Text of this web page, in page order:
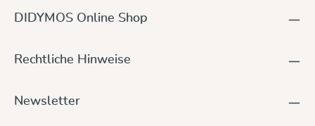
werden. So bildet sie für die Kleinsten eine weiche
Nackenstütze. Mit einem Tunnelzug an der Kapuze können
funktioniert mit allen Trageweisen, vorn, seitlich, auf dem
Wetterschutz über viele Babyschalen, Kinderwägen oder
DIDYMOS Online Shop
Rechtliche Hinweise
Newsletter